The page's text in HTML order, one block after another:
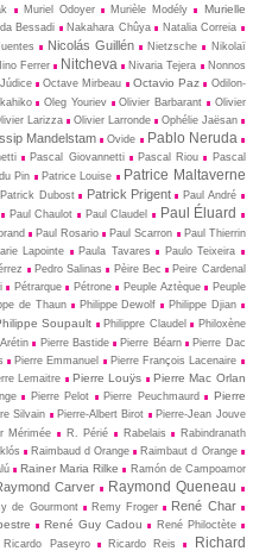
Muriel Odoyer Murièle Modély
Murielle
Bessadi Nakahara Chûya
Natalia Correia
Nicolás Guillén Nietz­sche
Nikolaï
Ferrer Nitcheva Nivaria Tejera
Nonnos
Octave Mirbeau Octavio Paz
Odilon-
Oleg Youriev Olivier Barbarant
Olivier
Larizza Olivier Larronde
Ophélie Jaësan
Mandelstam Ovide Pablo Neruda
Pascal Giovannetti Pascal Riou
Pascal
Pin Patrice Louise Patrice Maltaverne
Patrick Dubost Patrick Prigent
Paul André
Paul Chaulot Paul Claudel Paul Éluard
Paul Rosario Paul Scarron
Paul Thierrin
Lapointe Paula Tavares
Paulo Teixeira
Pedro Salinas Pèire Bec
Peire Cardenal
Pétrarque Pétrone Peuple Aztèque
Peuple
de Thaun Philippe Dewolf Philippe Djian
Soupault Philippre Claudel
Philoxène
Pierre Bastide Pierre Béarn
Pierre Dac
Pierre Emmanuel
Pierre François Lacenaire
Lemaitre Pierre Louÿs Pierre Mac Orlan
Pierre Pelot Pierre Peuchmaurd
Pierre
Silvain Pierre-Albert Birot
Pierre-Jean Jouve
Mérimée R. Périé Rabelais
Rabindranath
Raimbaud d Orange
Raimbaut d Orange
Rainer Maria Rilke
Ramón de Campoamor
Carver Raymond Queneau
de Gourmont Remy Froger René Char
René Guy Cadou
René Philoctète
Ricardo Paseyro Ricardo Reis
Richard